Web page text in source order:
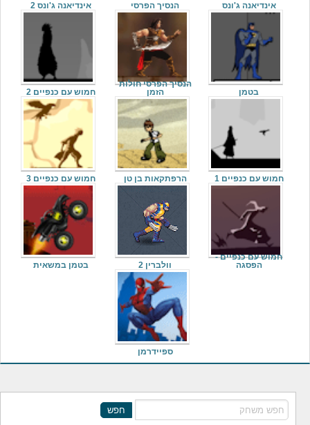
חפש
אינדיאנה ג'ונס הנסיך הפרסי אינדיאנה ג'ונס 2
בטמן
הנסיך הפרסי חולות
הזמן
חמוש עם כנפיים 2
חמוש עם כנפיים 1 הרפתקאות בן טן חמוש עם כנפיים 3
חמוש עם כנפיים -
הפסגה
וולברין 2 בטמן במשאית
ספיידרמן